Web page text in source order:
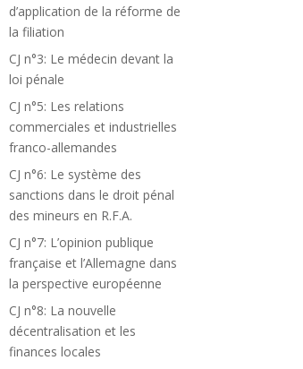
d’application de la réforme de
la filiation
CJ n°3: Le médecin devant la
loi pénale
CJ n°5: Les relations
commerciales et industrielles
franco-allemandes
CJ n°6: Le système des
sanctions dans le droit pénal
des mineurs en R.F.A.
CJ n°7: L’opinion publique
française et l’Allemagne dans
la perspective européenne
CJ n°8: La nouvelle
décentralisation et les
finances locales